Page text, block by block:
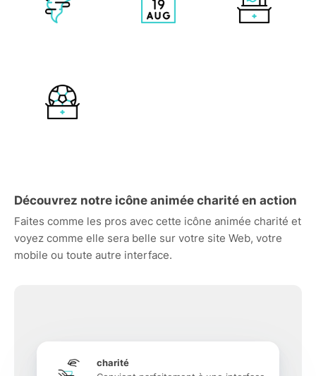
Découvrez notre icône animée charité en action
Faites comme les pros avec cette icône animée charité et
voyez comme elle sera belle sur votre site Web, votre
mobile ou toute autre interface.
charité